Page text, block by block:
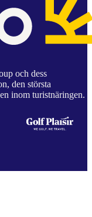
och dess
den största
inom turistnäringen.